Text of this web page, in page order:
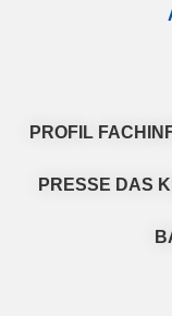
PROFIL
PRESSE DAS